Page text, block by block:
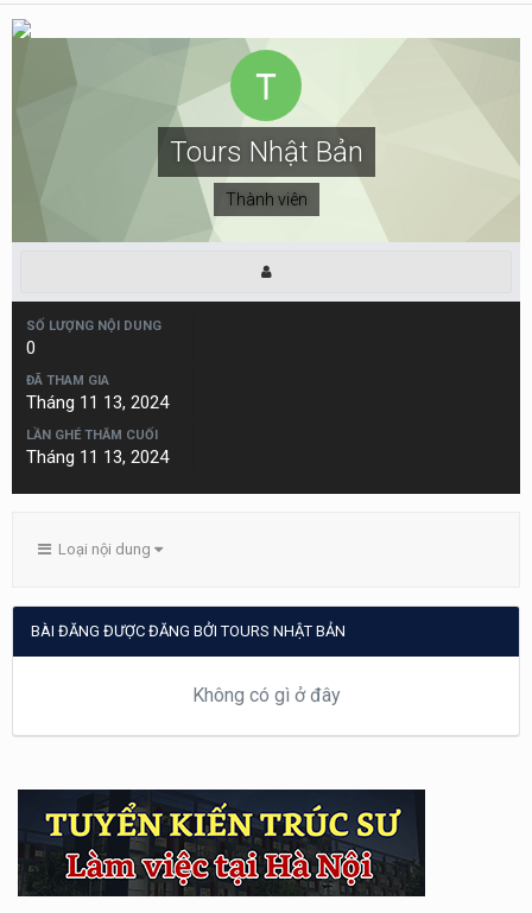
Tours Nhật Bản
Thành viên
SỐ LƯỢNG NỘI DUNG
0
ĐÃ THAM GIA
Tháng 11 13, 2024
LẦN GHÉ THĂM CUỐI
Tháng 11 13, 2024
Loại nội dung
BÀI ĐĂNG ĐƯỢC ĐĂNG BỞI TOURS NHẬT BẢN
Không có gì ở đây